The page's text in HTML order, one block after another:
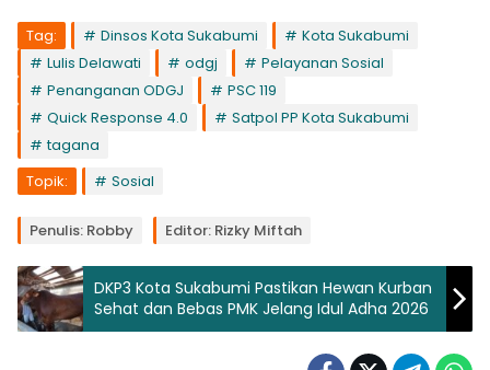
Tag: Dinsos Kota Sukabumi
Kota Sukabumi
Lulis Delawati
odgj
Pelayanan Sosial
Penanganan ODGJ
PSC 119
Quick Response 4.0
Satpol PP Kota Sukabumi
tagana
Topik:
Sosial
Penulis: Robby Editor: Rizky Miftah
DKP3 Kota Sukabumi Pastikan Hewan Kurban
Sehat dan Bebas PMK Jelang Idul Adha 2026